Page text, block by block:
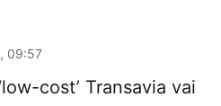
09:57
cost’ Transavia vai